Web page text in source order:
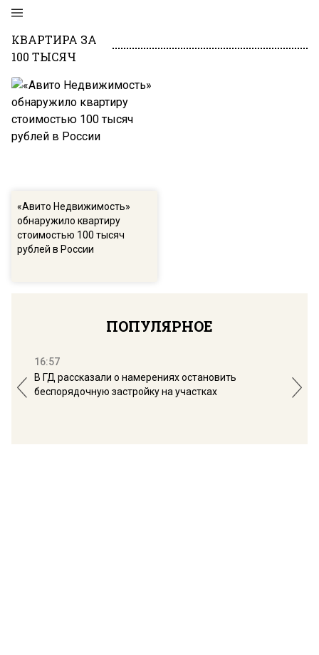
КВАРТИРА ЗА
100 ТЫСЯЧ
«Авито Недвижимость»
обнаружило квартиру
стоимостью 100 тысяч
рублей в России
ПОПУЛЯРНОЕ
16:57
В ГД рассказали о намерениях остановить
беспорядочную застройку на участках